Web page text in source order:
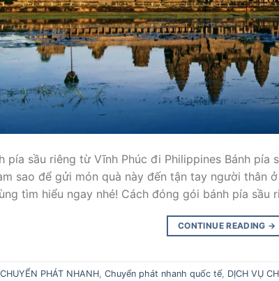
pía sầu riêng từ Vĩnh Phúc đi Philippines Bánh pía
sao để gửi món quà này đến tận tay người thân
tìm hiểu ngay nhé! Cách đóng gói bánh pía sầu
CONTINUE READING →
CHUYỂN PHÁT NHANH Chuyển phát nhanh quốc tế DỊCH VỤ